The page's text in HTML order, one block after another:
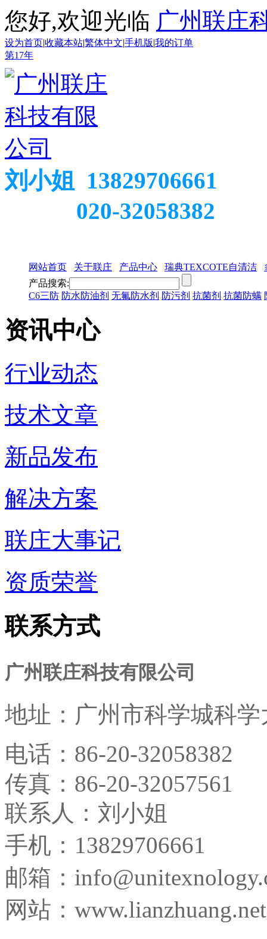
您好,欢迎光临 广州联庄
设为首页|收藏本站|繁体中文|手机版|我的订单
第17年
刘小姐 13829706661
020-32058382
网站首页 关于联庄 产品中心 瑞典TEXCOTE自清洁
产品搜索:
C6三防 防水防油剂 无氟防水剂 防污剂 抗菌剂 抗菌防螨
资讯中心
行业动态
技术文章
新品发布
解决方案
联庄大事记
资质荣誉
联系方式
广州联庄科技有限公司
地址： 广州市科学城科
电话： 86-20-32058382
传真： 86-20-32057561
联系人：刘小姐
手机：13829706661
邮箱：
网站：www.lianzhuang.net